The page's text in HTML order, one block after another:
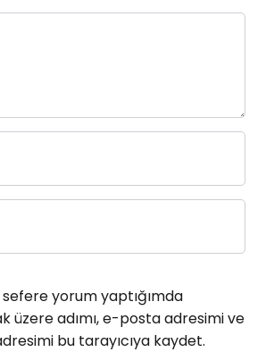
yorum yaptığımda
üzere adımı, e-posta adresimi ve
bu tarayıcıya kaydet.